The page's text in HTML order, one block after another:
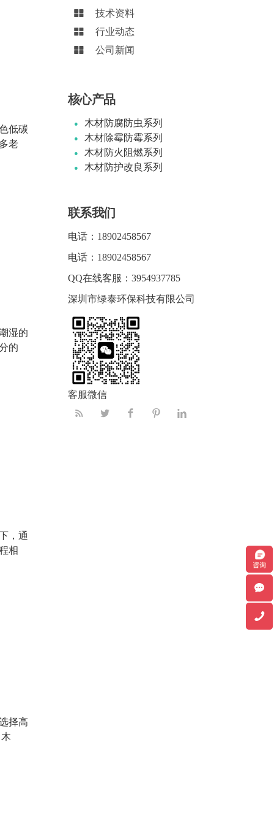
低碳
老
湿的
的
，通
相
择高
技术资料
行业动态
公司新闻
核心产品
木材防腐防虫系列
木材除霉防霉系列
木材防火阻燃系列
木材防护改良系列
联系我们
电话： 18902458567
电话： 18902458567
QQ在线客服： 3954937785
深圳市绿泰环保科技有限公司
客服微信